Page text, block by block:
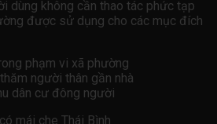
dùng không cần thao tác phức tạp
được sử dụng cho các mục đích
phạm vi xã phường
người thân gần nhà
dân cư đông người